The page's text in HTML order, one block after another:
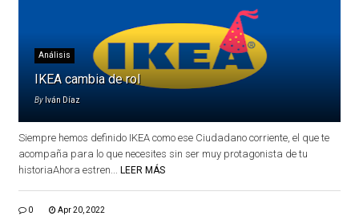
Análisis
IKEA cambia de rol
By Iván Díaz
Siempre hemos definido IKEA como ese Ciudadano corriente, el que te
acompaña para lo que necesites sin ser muy protagonista de tu
historiaAhora estren... LEER MÁS
0 Apr 20, 2022